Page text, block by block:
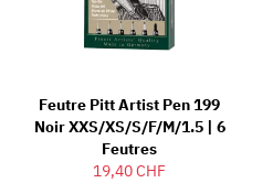
Feutre Pitt Artist Pen 199
Noir XXS/XS/S/F/M/1.5 | 6
Feutres
19,40 CHF